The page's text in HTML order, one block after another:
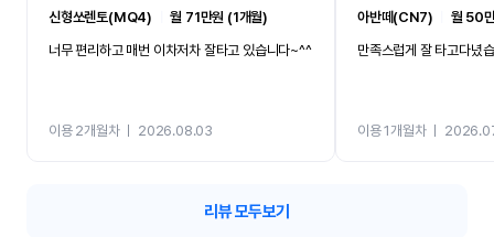
신형쏘렌토(MQ4) ㅣ월 71만원 (1개월)
너무 편리하고 매번 이차저차 잘타고 있습니다~^^
이용 2개월차ㅣ 2026.08.03
아반떼(CN7)
월 50
만족스럽게 잘 타고다녔
이용 1개월차ㅣ
리뷰 모두보기